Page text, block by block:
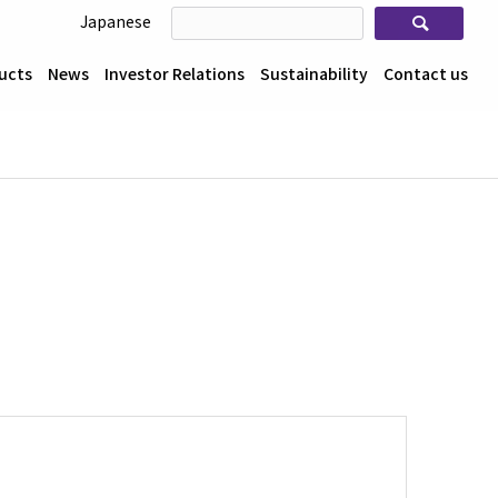
Japanese
検索
News Investor Relations Sustainability Contact us